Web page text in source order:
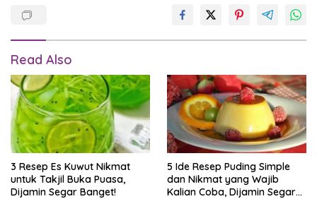
Read Also
3 Resep Es Kuwut Nikmat
untuk Takjil Buka Puasa,
Dijamin Segar Banget!
5 Ide Resep Puding Simple
dan Nikmat yang Wajib
Kalian Coba, Dijamin Segar